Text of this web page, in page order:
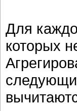
Для
которых